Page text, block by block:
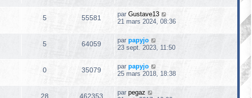
5 55581 par Gustave13
21 mars 2024, 08:36
5 64059 par papyjo
23 sept. 2023, 11:50
0 35079 par papyjo
25 mars 2018, 18:38
28 462353 par pegaz